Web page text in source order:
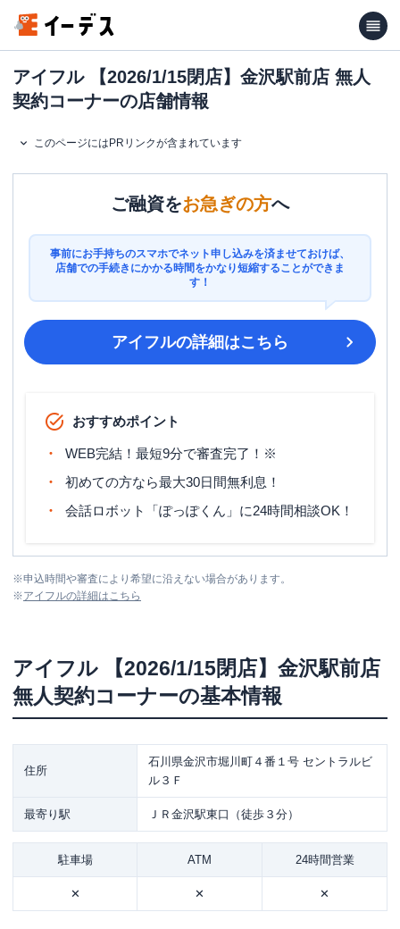
アイフル 【2026/1/15閉店】金沢駅前店 無人
契約コーナーの店舗情報
このページにはPRリンクが含まれています
ご融資をお急ぎの方へ
事前にお手持ちのスマホでネット申し込みを済ませておけば、
店舗での手続きにかかる時間をかなり短縮することができま
す！
アイフルの詳細はこちら
おすすめポイント
WEB完結！最短9分で審査完了！※
初めての方なら最大30日間無利息！
会話ロボット「ぽっぽくん」に24時間相談OK！
※申込時間や審査により希望に沿えない場合があります。
※アイフルの詳細はこちら
アイフル
【2026/1/15閉店】金沢駅前店
無人契約コーナーの基本情報
住所
石川県金沢市堀川町４番１号 セントラルビ
ル３Ｆ
最寄り駅 ＪＲ金沢駅東口（徒歩３分）
駐車場 ATM 24時間営業
✕ ✕ ✕